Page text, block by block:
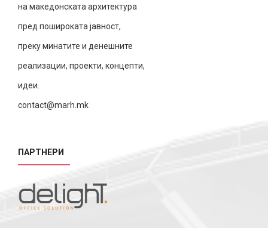
на македонската архитектура
пред пошироката јавност,
преку минатите и денешните
реализации, проекти, концепти,
идеи.
contact@marh.mk
ПАРТНЕРИ